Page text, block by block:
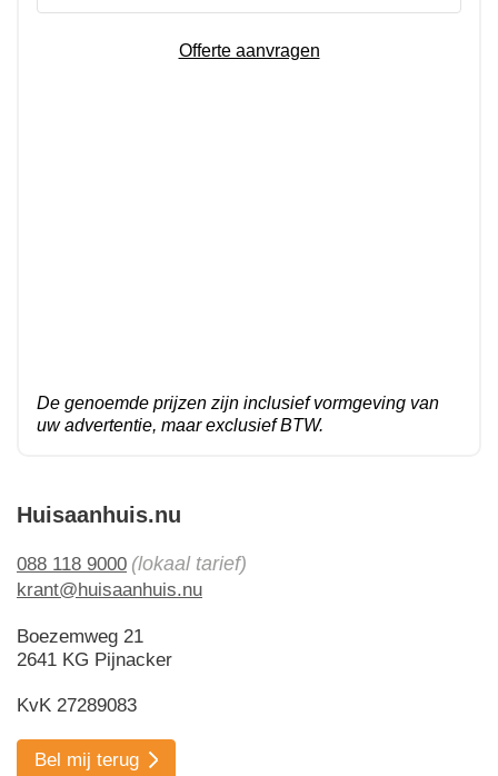
Huisaanhuis.nu
088 118 9000 (lokaal tarief)
krant@huisaanhuis.nu
Boezemweg 21
2641 KG Pijnacker
KvK 27289083
Bel mij terug
Offerte aanvragen
De genoemde prijzen zijn inclusief vormgeving van
uw advertentie, maar exclusief BTW.